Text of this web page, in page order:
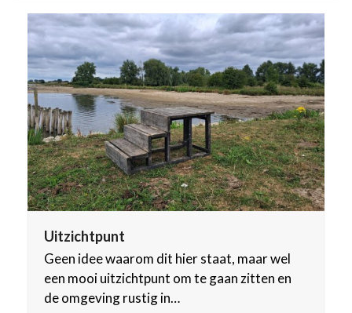
Uitzichtpunt
Geen idee waarom dit hier staat, maar wel
een mooi uitzichtpunt om te gaan zitten en
de omgeving rustig in…